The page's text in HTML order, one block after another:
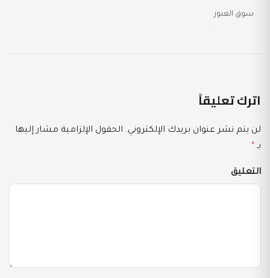
سوق العبور
اترك تعليقاً
لن يتم نشر عنوان بريدك الإلكتروني. الحقول الإلزامية مشار إليها
بـ *
التعليق